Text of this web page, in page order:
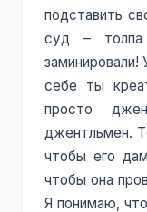
подставить
суд –
заминировали!
себе ты
просто
джентльмен.
чтобы его
чтобы она
Я понимаю,